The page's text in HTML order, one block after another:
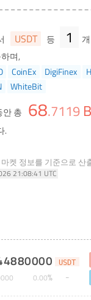
USDT 등 1
며,
CoinEx DigiFinex
WhiteBit
총 68.7119
.
켓 정보를 기준으로 산
21:08:41 UTC
USDT
0.00%